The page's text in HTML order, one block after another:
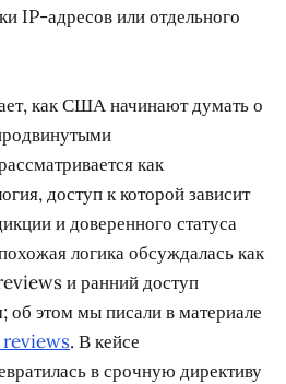
IP-адресов или отдельного
как США начинают думать о
как
доступ к которой зависит
и доверенного статуса
логика обсуждалась как
и ранний доступ
об этом мы писали в материале
. В кейсе
в срочную директиву